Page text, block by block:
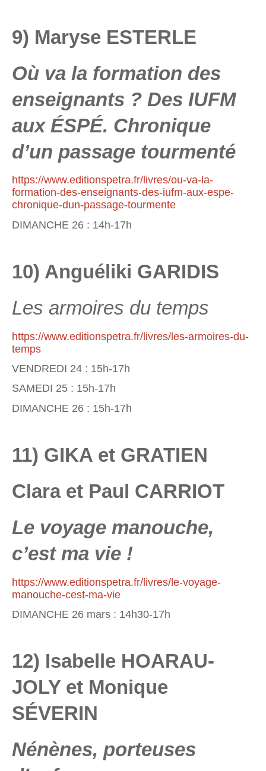
9) Maryse ESTERLE
Où va la formation des
enseignants ? Des IUFM
aux ÉSPÉ. Chronique
d’un passage tourmenté
https://www.editionspetra.fr/livres/ou-va-la-
formation-des-enseignants-des-iufm-aux-espe-
chronique-dun-passage-tourmente
DIMANCHE 26 : 14h-17h
10) Anguéliki GARIDIS
Les armoires du temps
https://www.editionspetra.fr/livres/les-armoires-du-
temps
VENDREDI 24 : 15h-17h
SAMEDI 25 : 15h-17h
DIMANCHE 26 : 15h-17h
11) GIKA et GRATIEN
Clara et Paul CARRIOT
Le voyage manouche,
c’est ma vie !
https://www.editionspetra.fr/livres/le-voyage-
manouche-cest-ma-vie
DIMANCHE 26 mars : 14h30-17h
12) Isabelle HOARAU-
JOLY et Monique
SÉVERIN
Nénènes, porteuses